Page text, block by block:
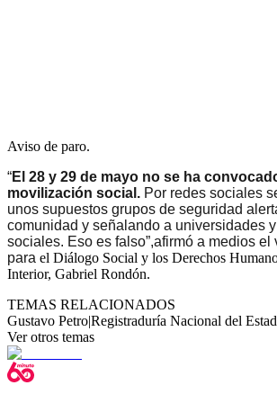
Aviso de paro.
“El 28 y 29 de mayo no se ha
movilización social. Por redes sociales
unos supuestos grupos de seguridad
comunidad y señalando a universidades
sociales. Eso es falso”,afirmó a medios el
para el Diálogo Social y los Derechos
Interior, Gabriel Rondón.
TEMAS RELACIONADOS
Gustavo Petro|Registraduría Nacional del
Ver otros temas